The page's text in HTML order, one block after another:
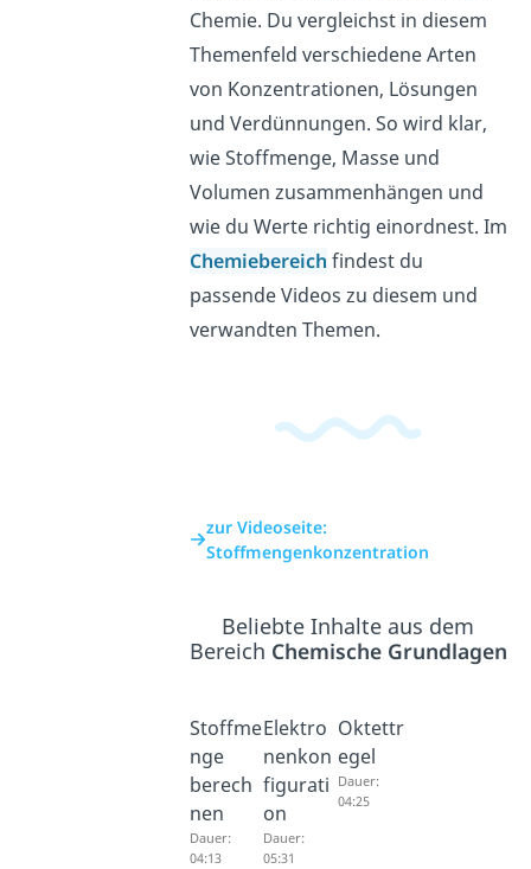
Chemie. Du vergleichst in diesem
Themenfeld verschiedene Arten
von Konzentrationen, Lösungen
und Verdünnungen. So wird klar,
wie Stoffmenge, Masse und
Volumen zusammenhängen und
wie du Werte richtig einordnest. Im
Chemiebereich findest du
passende Videos zu diesem und
verwandten Themen.
zur Videoseite:
Stoffmengenkonzentration
Beliebte Inhalte aus dem
Bereich Chemische Grundlagen
Stoffme
nge
berech
nen
Dauer:
04:13
Elektro
nenkon
figurati
on
Dauer:
05:31
Oktettr
egel
Dauer:
04:25